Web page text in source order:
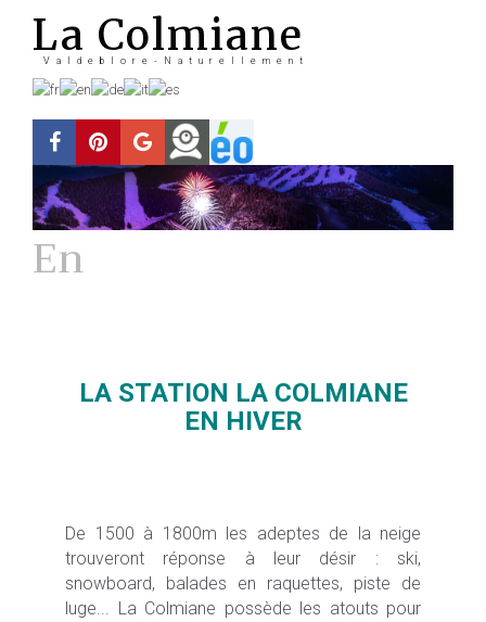
La Colmiane
Valdeblore-Naturellement
En
LA STATION LA COLMIANE
EN HIVER
De 1500 à 1800m les adeptes de la neige
trouveront réponse à leur désir : ski,
snowboard, balades en raquettes, piste de
luge... La Colmiane possède les atouts pour